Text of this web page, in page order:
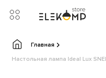
Главная
Настольная лампа Ideal Lux